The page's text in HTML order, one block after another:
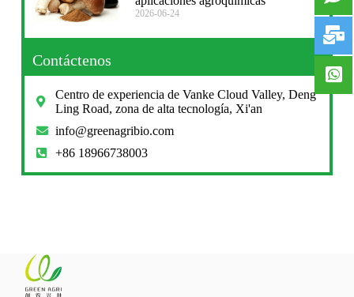
2026-06-24
Contáctenos
Centro de experiencia de Vanke Cloud Valley, Deng
Ling Road, zona de alta tecnología, Xi'an
info@greenagribio.com
+86 18966738003